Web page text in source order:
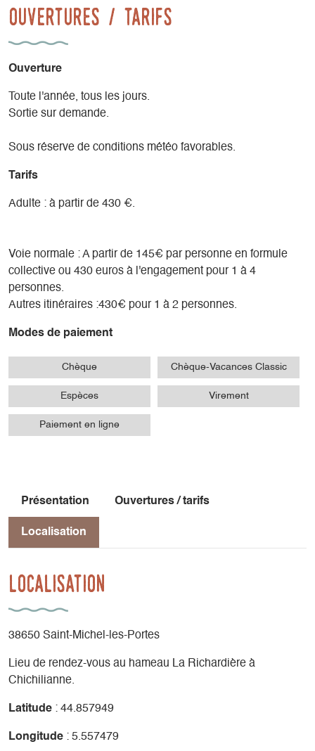
Ouvertures / tarifs
Ouverture
Toute l'année, tous les jours.
Sortie sur demande.
Sous réserve de conditions météo favorables.
Tarifs
Adulte : à partir de 430 €.
Voie normale : A partir de 145€ par personne en formule
collective ou 430 euros à l'engagement pour 1 à 4
personnes.
Autres itinéraires :430€ pour 1 à 2 personnes.
Modes de paiement
Chèque Chèque-Vacances Classic
Espèces Virement
Paiement en ligne
Présentation Ouvertures / tarifs
Localisation
Localisation
38650 Saint-Michel-les-Portes
Lieu de rendez-vous au hameau La Richardière à
Chichilianne.
Latitude : 44.857949
Longitude : 5.557479